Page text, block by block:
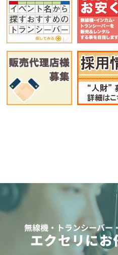
無線機・トランシーバー
エクセリにお